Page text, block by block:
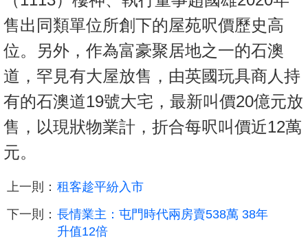
售出同類單位所創下的屋苑呎價歷史高
位。另外，作為富豪聚居地之一的石澳
道，罕見有大屋放售，由英國玩具商人持
有的石澳道19號大宅，最新叫價20億元放
售，以現狀物業計，折合每呎叫價近12萬
元。
上一則： 租客趁平紛入市
下一則： 長情業主：屯門時代兩房賣538萬 38年
升值12倍